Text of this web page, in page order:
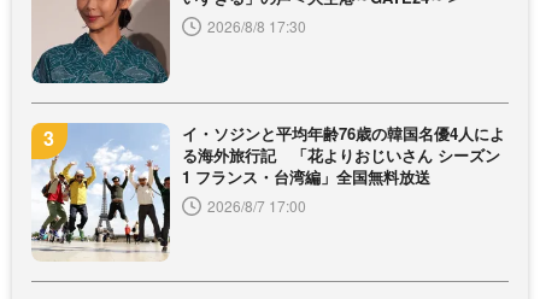
2026/8/8 17:30
イ・ソジンと平均年齢76歳の韓国名優4人によ
る海外旅行記 「花よりおじいさん シーズン
1 フランス・台湾編」全国無料放送
2026/8/7 17:00